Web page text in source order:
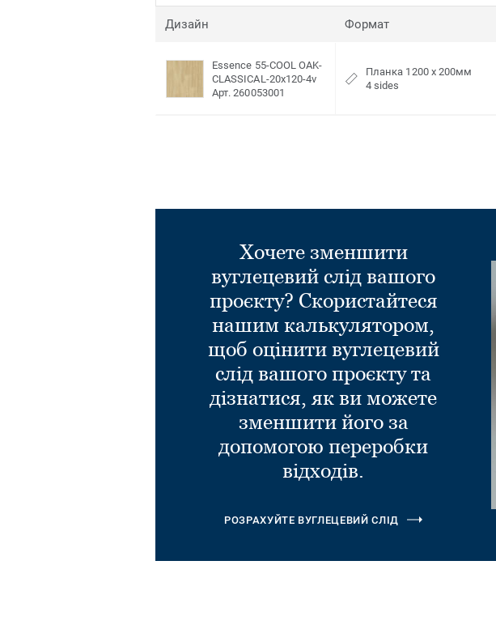
Дизайн Формат
Essence 55-COOL OAK-
CLASSICAL-20x120-4v
Арт. 260053001
Планка 1200 x 200мм
4 sides
Хочете зменшити
вуглецевий слід вашого
проєкту? Скористайтеся
нашим калькулятором,
щоб оцінити вуглецевий
слід вашого проєкту та
дізнатися, як ви можете
зменшити його за
допомогою переробки
відходів.
РОЗРАХУЙТЕ ВУГЛЕЦЕВИЙ СЛІД